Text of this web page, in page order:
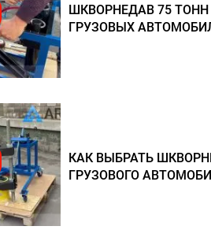
ШКВОРНЕДАВ 75
ГРУЗОВЫХ
КАК ВЫБРАТЬ
ГРУЗОВОГО